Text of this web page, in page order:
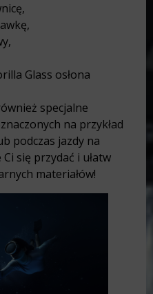
Glass osłona
specjalne
na przykład
podczas jazdy na
się przydać i ułatw
materiałów!